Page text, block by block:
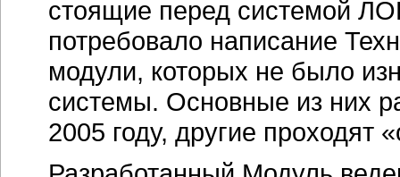
стоящие перед системой
потребовало написание
модули, которых не было
системы. Основные из них
2005 году, другие проходят